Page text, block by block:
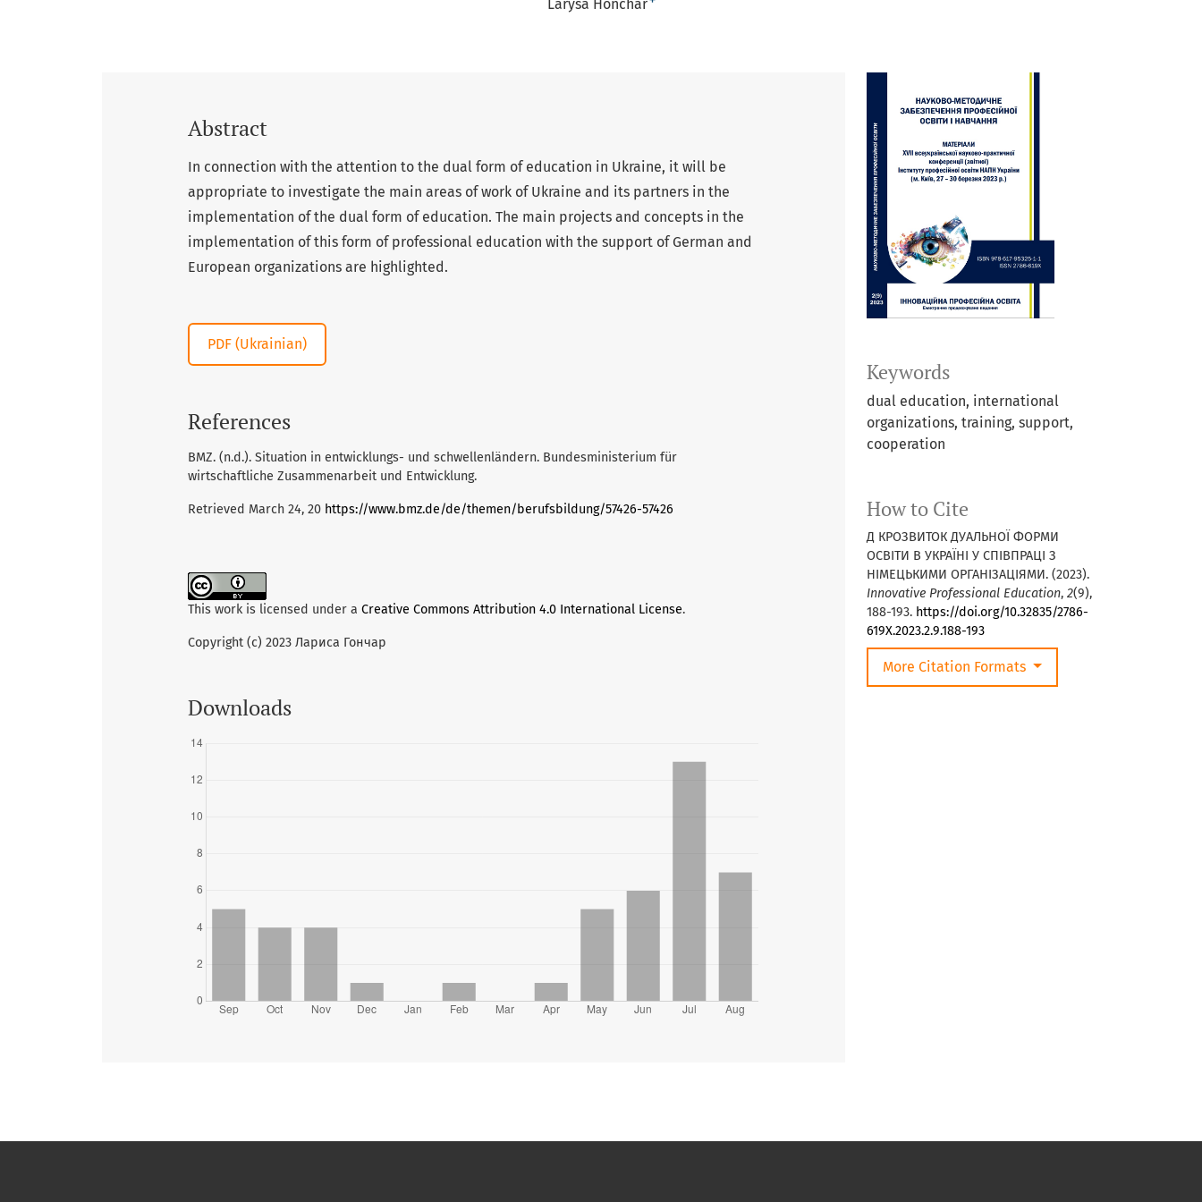
Larysa Honchar
Keywords
dual education, international
organizations, training, support,
cooperation
How to Cite
Д КРОЗВИТОК ДУАЛЬНОЇ ФОРМИ
ОСВІТИ В УКРАЇНІ У СПІВПРАЦІ З
НІМЕЦЬКИМИ ОРГАНІЗАЦІЯМИ. (2023).
Innovative Professional Education, 2(9),
188-193. https://doi.org/10.32835/2786-
619X.2023.2.9.188-193
More Citation Formats
Abstract
In connection with the attention to the dual form of education in Ukraine, it will be
appropriate to investigate the main areas of work of Ukraine and its partners in the
implementation of the dual form of education. The main projects and concepts in the
implementation of this form of professional education with the support of German and
European organizations are highlighted.
PDF (Ukrainian)
References
BMZ. (n.d.). Situation in entwicklungs- und schwellenländern. Bundesministerium für
wirtschaftliche Zusammenarbeit und Entwicklung.
Retrieved March 24, 20 https://www.bmz.de/de/themen/berufsbildung/57426-57426
This work is licensed under a Creative Commons Attribution 4.0 International License.
Copyright (c) 2023 Лариса Гончар
Downloads